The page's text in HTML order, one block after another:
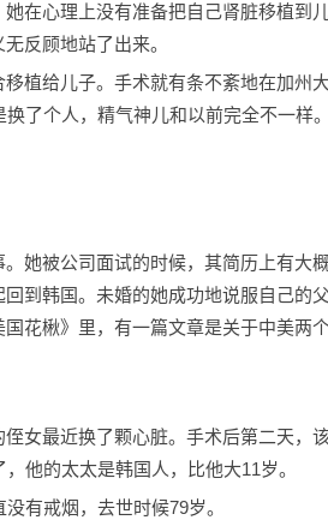
在心理上没有准备把自己肾脏移植到
反顾地站了出来。
植给儿子。手术就有条不紊地在加州
了个人，精气神儿和以前完全不一样
她被公司面试的时候，其简历上有大
到韩国。未婚的她成功地说服自己的
花楸》里，有一篇文章是关于中美两
女最近换了颗心脏。手术后第二天，
他的太太是韩国人，比他大11岁。
有戒烟，去世时候79岁。